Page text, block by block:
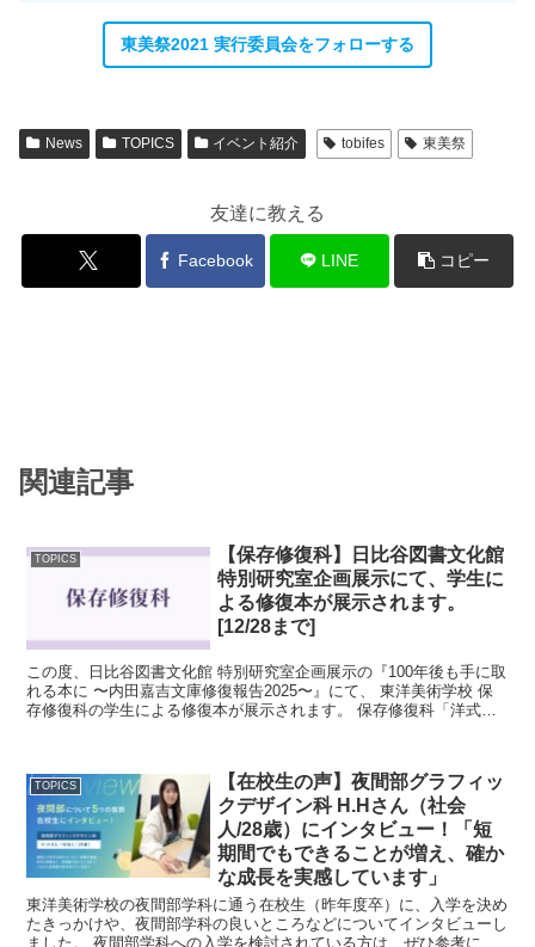
東美祭2021 実行委員会をフォローする
News TOPICS イベント紹介 tobifes 東美祭
友達に教える
Facebook LINE コピー
関連記事
TOPICS
【保存修復科】日比谷図書文化館
特別研究室企画展示にて、学生に
よる修復本が展示されます。
[12/28まで]
この度、日比谷図書文化館 特別研究室企画展示の『100年後も手に取
れる本に 〜内田嘉吉文庫修復報告2025〜』にて、 東洋美術学校 保
存修復科の学生による修復本が展示されます。 保存修復科「洋式製
TOPICS
【在校生の声】夜間部グラフィッ
クデザイン科 H.Hさん（社会
人/28歳）にインタビュー！「短
期間でもできることが増え、確か
な成長を実感しています」
東洋美術学校の夜間部学科に通う在校生（昨年度卒）に、入学を決め
たきっかけや、夜間部学科の良いところなどについてインタビューし
ました。 夜間部学科への入学を検討されている方は、ぜひ参考にし